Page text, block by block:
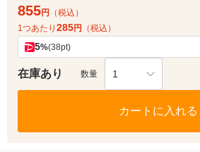
855円
（税込）
1つあたり 285円 （税込）
5%(38pt)
在庫あり 数量 1
カートに入れる